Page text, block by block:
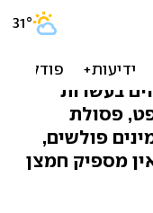
שלנו
בעשרות
פסולת
פולשים,
מספיק חמצן